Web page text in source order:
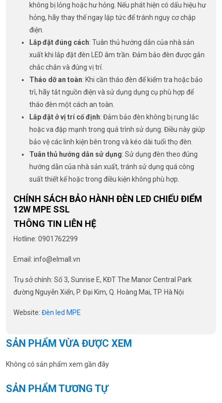
không bị lỏng hoặc hư hỏng. Nếu phát hiện có dấu hiệu hư
hỏng, hãy thay thế ngay lập tức để tránh nguy cơ chập
điện.
Lắp đặt đúng cách: Tuân thủ hướng dẫn của nhà sản
xuất khi lắp đặt đèn LED âm trần. Đảm bảo đèn được gắn
chắc chắn và đúng vị trí.
Tháo dỡ an toàn: Khi cần tháo đèn để kiểm tra hoặc bảo
trì, hãy tắt nguồn điện và sử dụng dụng cụ phù hợp để
tháo đèn một cách an toàn.
Lắp đặt ở vị trí cố định: Đảm bảo đèn không bị rung lắc
hoặc va đập mạnh trong quá trình sử dụng. Điều này giúp
bảo vệ các linh kiện bên trong và kéo dài tuổi thọ đèn.
Tuân thủ hướng dẫn sử dụng: Sử dụng đèn theo đúng
hướng dẫn của nhà sản xuất, tránh sử dụng quá công
suất thiết kế hoặc trong điều kiện không phù hợp.
CHÍNH SÁCH BẢO HÀNH ĐÈN LED CHIẾU ĐIỂM
12W MPE SSL
THÔNG TIN LIÊN HỆ
Hotline: 0901762299
Email: info@elmall.vn
Trụ sở chính: Số 3, Sunrise E, KĐT The Manor Central Park
đường Nguyễn Xiển, P. Đại Kim, Q. Hoàng Mai, TP. Hà Nội
Website: Đèn led MPE
SẢN PHẨM VỪA ĐƯỢC XEM
Không có sản phẩm xem gần đây
SẢN PHẨM TƯƠNG TỰ